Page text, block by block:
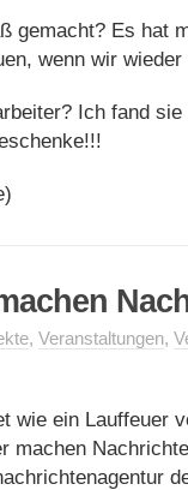
gemacht? Es hat
wenn wir
Ich fand
, Veranstaltungen,
wie ein Lauffeuer
machen